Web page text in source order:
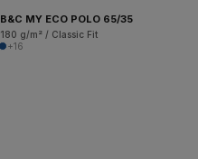
B&C MY ECO POLO 65/35
180 g/m² / Classic Fit
+16